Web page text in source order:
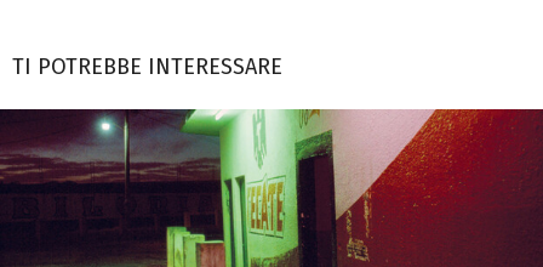
TI POTREBBE INTERESSARE